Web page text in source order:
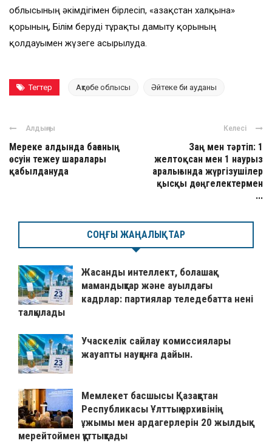
облысының әкімдігімен бірлесіп, «Қазақстан халқына»
қорының, Білім беруді тұрақты дамыту қорының
қолдауымен жүзеге асырылуда.
Тегтер Ақтөбе облысы Әйтеке би ауданы
Алдыңғы
Мереке алдында бағаның
өсуін тежеу шаралары
қабылдануда
Келесі
Заң мен тәртіп: 1
желтоқсан мен 1 наурыз
аралығында жүргізушілер
қысқы дөңгелектермен
...
СОҢҒЫ ЖАҢАЛЫҚТАР
Жасанды интеллект, болашақ
мамандықтар және ауылдағы
кадрлар: партиялар теледебатта нені
талқылады
Учаскелік сайлау комиссиялары
жауапты науқанға дайын.
Мемлекет басшысы Қазақстан
Республикасы Ұлттық архивінің
ұжымы мен ардагерлерін 20 жылдық
мерейтоймен құттықтады